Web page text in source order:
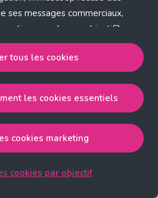
ses messages commerciaux,
sur chaque objectif?
cookies par objectif'.
performance, fonctionnalité et
les cookies essentielsaccepte
tous les cookies
les cookies essentiels
cookies marketing
cookies par objectif